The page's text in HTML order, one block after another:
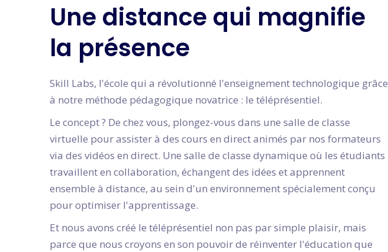
Une distance qui magnifie
la présence
Skill Labs, l'école qui a révolutionné l'enseignement technologique grâce
à notre méthode pédagogique novatrice : le téléprésentiel.
Le concept ? De chez vous, plongez-vous dans une salle de classe
virtuelle pour assister à des cours en direct animés par nos formateurs
via des vidéos en direct. Une salle de classe dynamique où les étudiants
travaillent en collaboration, échangent des idées et apprennent
ensemble à distance, au sein d'un environnement spécialement conçu
pour optimiser l'apprentissage.
Et nous avons créé le téléprésentiel non pas par simple plaisir, mais
parce que nous croyons en son pouvoir de réinventer l'éducation que